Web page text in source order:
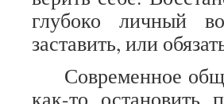
глубоко личный
заставить, или
Современное
как-то остановить